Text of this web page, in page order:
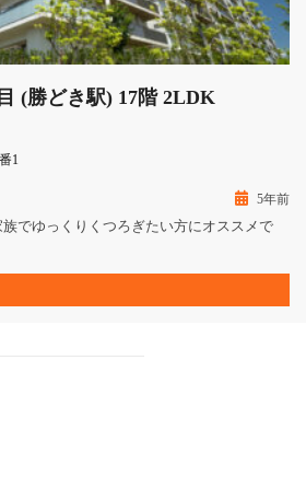
(勝どき駅) 17階 2LDK
1
5年前
でゆっくりくつろぎたい方にオススメで